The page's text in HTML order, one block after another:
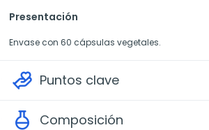
Presentación
Envase con 60 cápsulas vegetales.
Puntos clave
Composición